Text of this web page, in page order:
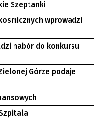
Szeptanki
wprowadzi
nabór do konkursu
Górze podaje